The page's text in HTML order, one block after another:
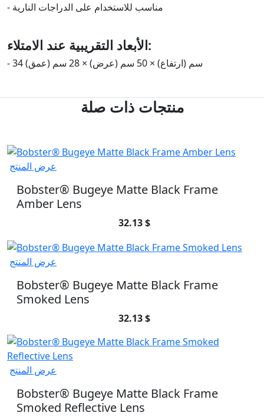
- مناسب للاستخدام على الدراجات النارية
الأبعاد التقريبية عند الامتلاء:
- 34 سم (ارتفاع) × 50 سم (عرض) × 28 سم (عمق)
منتجات ذات صلة
عرض المنتج
Bobster® Bugeye Matte Black Frame
Amber Lens
32.13 $
عرض المنتج
Bobster® Bugeye Matte Black Frame
Smoked Lens
32.13 $
عرض المنتج
Bobster® Bugeye Matte Black Frame
Smoked Reflective Lens